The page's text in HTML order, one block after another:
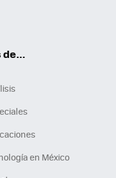
en México